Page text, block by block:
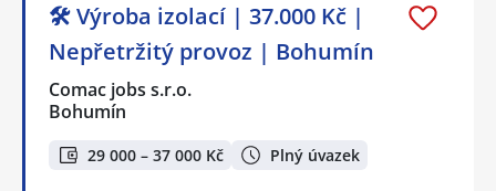
🛠️ Výroba izolací | 37.000 Kč |
Nepřetržitý provoz | Bohumín
Comac jobs s.r.o.
Bohumín
29 000 – 37 000 Kč Plný úvazek